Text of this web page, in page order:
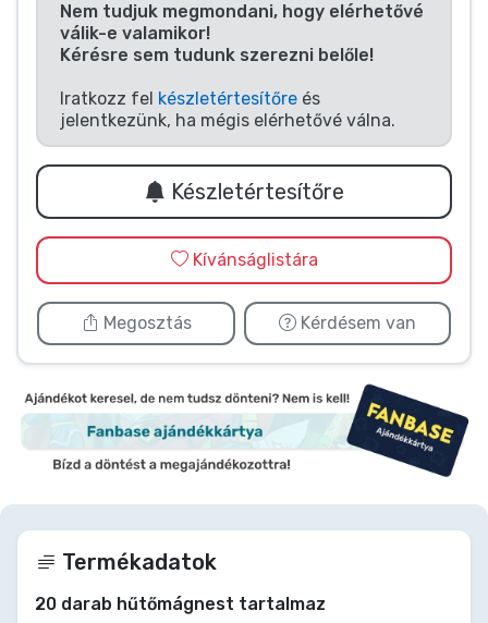
Nem tudjuk megmondani, hogy elérhetővé
válik-e valamikor!
Kérésre sem tudunk szerezni belőle!
Iratkozz fel készletértesítőre és
jelentkezünk, ha mégis elérhetővé válna.
Készletértesítőre
Kívánságlistára
Megosztás Kérdésem van
Termékadatok
20 darab hűtőmágnest tartalmaz